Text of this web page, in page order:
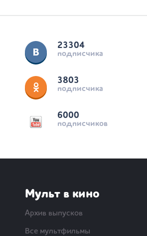
23304
подписчика
3803
подписчика
6000
подписчиков
Мульт в кино
Архив выпусков
Все мультфильмы